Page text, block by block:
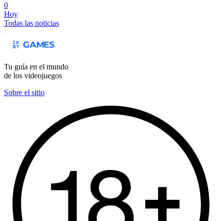
0
Hoy
Todas las noticias
Tu guía en el mundo
de los videojuegos
Sobre el sitio